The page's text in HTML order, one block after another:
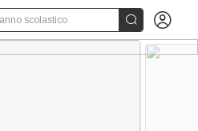
scolastico  